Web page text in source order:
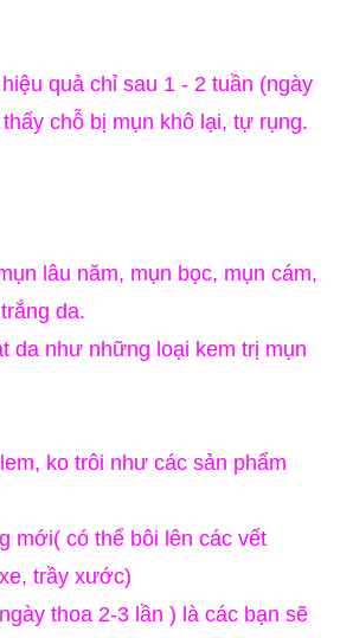
quả chỉ sau 1 - 2 tuần (ngày
chỗ bị mụn khô lại, tự rụng.
lâu năm, mụn bọc, mụn cám,
da.
da như những loại kem trị mụn
ko trôi như các sản phẩm
mới( có thể bôi lên các vết
trầy xước)
thoa 2-3 lần ) là các bạn sẽ